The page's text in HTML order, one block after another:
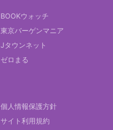
BOOKウォッチ
東京バーゲンマニア
Jタウンネット
ゼロまる
個人情報保護方針
サイト利用規約